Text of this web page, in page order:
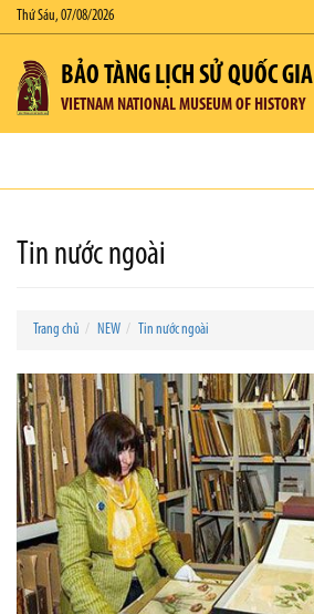
Thứ Sáu, 07/08/2026
BẢO TÀNG LỊCH SỬ QUỐC GIA
VIETNAM NATIONAL MUSEUM OF HISTORY
Tin nước ngoài
Trang chủ NEW Tin nước ngoài